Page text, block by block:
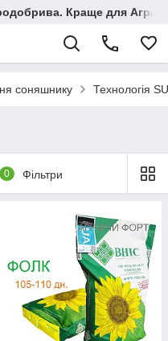
Краще для
соняшнику Технологія
0 Фільтри